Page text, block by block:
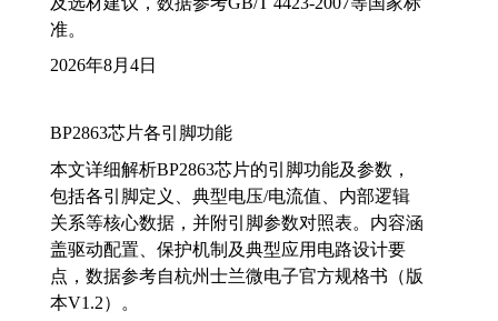
准。
2026年8月4日
BP2863芯片各引脚功能
本文详细解析BP2863芯片的引脚功能及参数，
包括各引脚定义、典型电压/电流值、内部逻辑
关系等核心数据，并附引脚参数对照表。内容涵
盖驱动配置、保护机制及典型应用电路设计要
点，数据参考自杭州士兰微电子官方规格书（版
本V1.2）。